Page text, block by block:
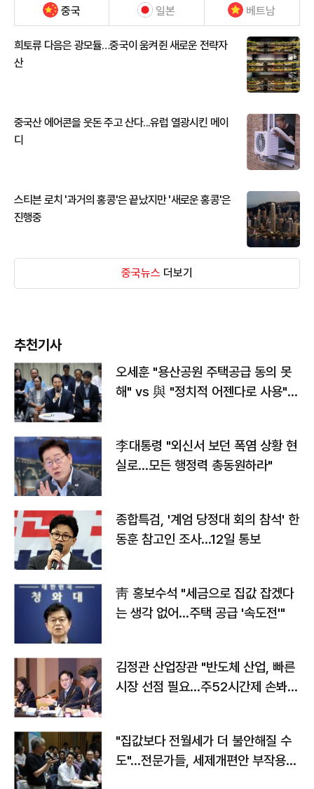
중국 일본 베트남
희토류 다음은 광모듈…중국이 움켜쥔 새로운 전략자
산
중국산 에어콘을 웃돈 주고 산다...유럽 열광시킨 메이
디
스티븐 로치 '과거의 홍콩'은 끝났지만 '새로운 홍콩'은
진행중
중국뉴스 더보기
추천기사
오세훈 "용산공원 주택공급 동의 못
해" vs 與 "정치적 어젠다로 사용"
李대통령 "외신서 보던 폭염 상황 현
실로…모든 행정력 총동원하라"
종합특검, '계엄 당정대 회의 참석' 한
동훈 참고인 조사...12일 통보
靑 홍보수석 "세금으로 집값 잡겠다
는 생각 없어…주택 공급 '속도전'"
김정관 산업장관 "반도체 산업, 빠른
시장 선점 필요…주52시간제 손봐
"집값보다 전월세가 더 불안해질 수
도"…전문가들, 세제개편안 부작용